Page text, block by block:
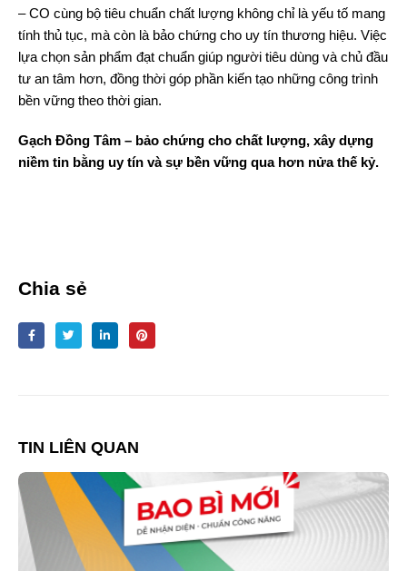
– CO cùng bộ tiêu chuẩn chất lượng không chỉ là yếu tố mang
tính thủ tục, mà còn là bảo chứng cho uy tín thương hiệu. Việc
lựa chọn sản phẩm đạt chuẩn giúp người tiêu dùng và chủ đầu
tư an tâm hơn, đồng thời góp phần kiến tạo những công trình
bền vững theo thời gian.
Gạch Đồng Tâm – bảo chứng cho chất lượng, xây dựng
niềm tin bằng uy tín và sự bền vững qua hơn nửa thế kỷ.
Chia sẻ
TIN LIÊN QUAN